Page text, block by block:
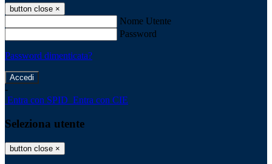
button close ×
Nome Utente
Password
Password dimenticata?
-
Entra con SPID Entra con CIE
Seleziona utente
button close ×